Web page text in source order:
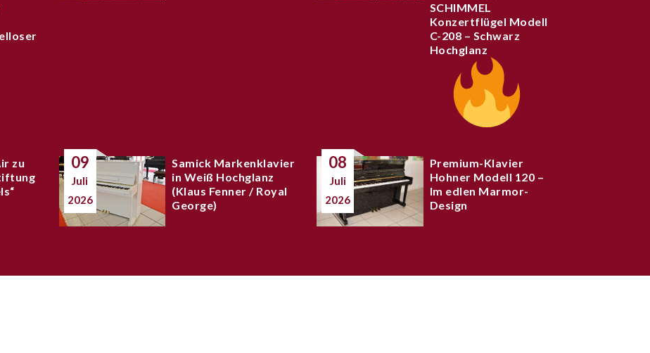
SCHIMMEL
Konzertflügel Modell
C-208 – Schwarz
Hochglanz
zu
09
Juli
2026
Samick Markenklavier
in Weiß Hochglanz
(Klaus Fenner / Royal
George)
08
Juli
2026
Premium-Klavier
Hohner Modell 120 –
Im edlen Marmor-
Design